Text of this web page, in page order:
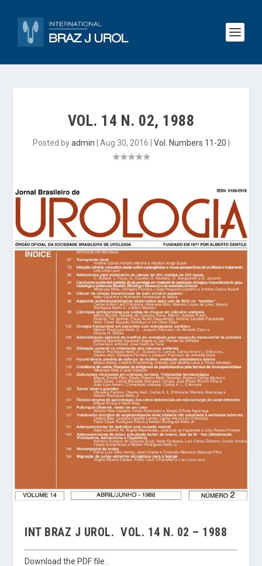
VOL. 14 N. 02, 1988
Posted byadmin Aug 30, 2016 Vol. Numbers 11-20
INT BRAZ J UROL. VOL. 14 N. 02 – 1988
Download the PDF file .